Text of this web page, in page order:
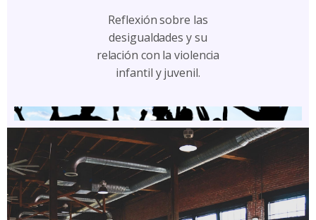
Reflexión sobre las
desigualdades y su
relación con la violencia
infantil y juvenil.